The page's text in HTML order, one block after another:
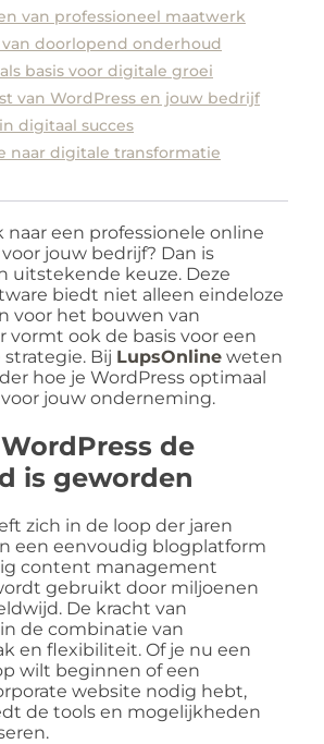
van professioneel maatwerk
doorlopend onderhoud
basis voor digitale groei
van WordPress en jouw bedrijf
digitaal succes
naar digitale transformatie
naar een professionele online
jouw bedrijf? Dan is
uitstekende keuze. Deze
biedt niet alleen eindeloze
voor het bouwen van
vormt ook de basis voor een
Bij LupsOnline weten
hoe je WordPress optimaal
jouw onderneming.
de
is geworden
zich in de loop der jaren
een eenvoudig blogplatform
content management
gebruikt door miljoenen
De kracht van
de combinatie van
en flexibiliteit. Of je nu een
wilt beginnen of een
website nodig hebt,
de tools en mogelijkheden